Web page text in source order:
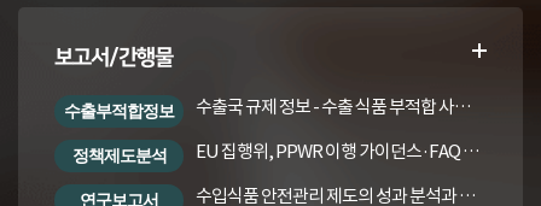
보고서/간행물
수출부적합정보 수출국 규제 정보 - 수출 식품 부적합 사례 및 관련 기준·규격('26년 1분기)
정책제도분석 EU 집행위, PPWR 이행 가이던스·FAQ 번역본
연구보고서 수입식품 안전관리 제도의 성과 분석과 수입식품법령의 재정비 방안